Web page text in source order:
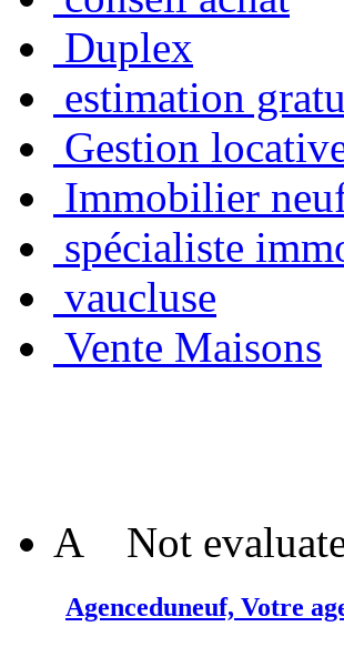
Duplex
estimation
Gestion
Immobilier
spécialiste
vaucluse
Vente Maisons
A Not
Agenceduneuf, Votre